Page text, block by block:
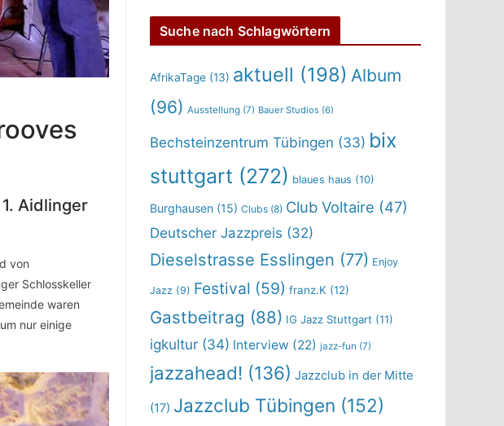
Aidlinger
von
Schlosskeller
waren
nur einige
Suche nach Schlagwörtern
AfrikaTage (13) aktuell (198) Album
(96) Ausstellung (7) Bauer Studios (6)
Bechsteinzentrum Tübingen (33) bix
stuttgart (272) blaues haus (10)
Burghausen (15) Clubs (8) Club Voltaire (47)
Deutscher Jazzpreis (32)
Dieselstrasse Esslingen (77) Enjoy
Jazz (9) Festival (59) franz.K (12)
Gastbeitrag (88) IG Jazz Stuttgart (11)
igkultur (34) Interview (22) jazz-fun (7)
jazzahead! (136) Jazzclub in der Mitte
(17) Jazzclub Tübingen (152)